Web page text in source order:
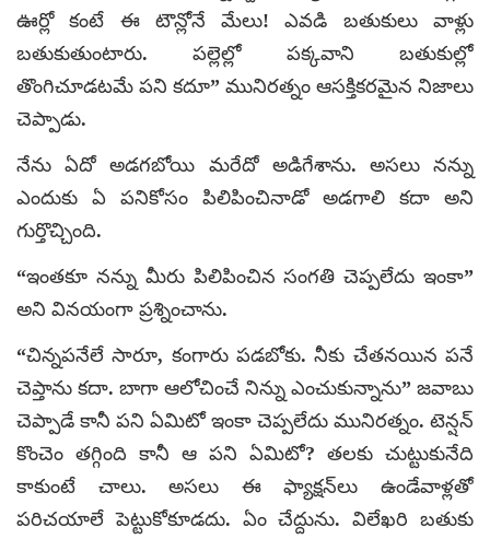
ఊర్లో కంటే ఈ టౌన్లోనే మేలు! ఎవడి బతుకులు వాళ్లు
బతుకుతుంటారు. పల్లెల్లో పక్కవాని బతుకుల్లో
తొంగిచూడటమే పని కదూ” మునిరత్నం ఆసక్తికరమైన నిజాలు
చెప్పాడు.
నేను ఏదో అడగబోయి మరేదో అడిగేశాను. అసలు నన్ను
ఎందుకు ఏ పనికోసం పిలిపించినాడో అడగాలి కదా అని
గుర్తొచ్చింది.
“ఇంతకూ నన్ను మీరు పిలిపించిన సంగతి చెప్పలేదు ఇంకా”
అని వినయంగా ప్రశ్నించాను.
“చిన్నపనేలే సారూ, కంగారు పడబోకు. నీకు చేతనయిన పనే
చెప్తాను కదా. బాగా ఆలోచించే నిన్ను ఎంచుకున్నాను” జవాబు
చెప్పాడే కానీ పని ఏమిటో ఇంకా చెప్పలేదు మునిరత్నం. టెన్షన్
కొంచెం తగ్గింది కానీ ఆ పని ఏమిటో? తలకు చుట్టుకునేది
కాకుంటే చాలు. అసలు ఈ ఫ్యాక్షన్‌లు ఉండేవాళ్లతో
పరిచయాలే పెట్టుకోకూడదు. ఏం చేద్దును. విలేఖరి బతుకు